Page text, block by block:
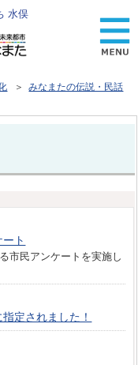
水俣
＞みなまたの伝説・民話
ト
市民アンケートを実施し
定されました！